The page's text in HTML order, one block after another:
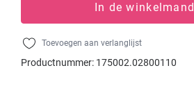
In de winkelmand
Toevoegen aan verlanglijst
Productnummer: 175002.02800110